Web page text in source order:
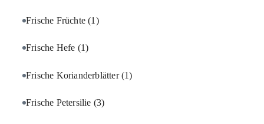
Frische Früchte(1)
Frische Hefe (1)
Frische Korianderblätter(1)
Frische Petersilie (3)